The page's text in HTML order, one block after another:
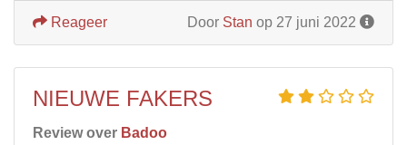
Door Stan op 27 juni 2022
Reageer
NIEUWE FAKERS
Review over Badoo